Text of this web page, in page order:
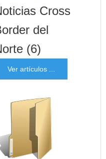
Cross
del
(6)
Ver artículos ...